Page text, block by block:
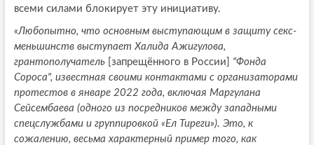
всеми силами блокирует эту инициативу.
«Любопытно, что основным выступающим в защиту секс-
меньшинств выступает Халида Ажигулова,
грантополучатель [запрещённого в России]
"Фонда
Сороса", известная своими контактами с организаторами
протестов в январе 2022 года, включая Маргулана
Сейсембаева (одного из посредников между западными
спецслужбами и группировкой «Ел Тиреги»). Это, к
сожалению, весьма характерный пример того, как